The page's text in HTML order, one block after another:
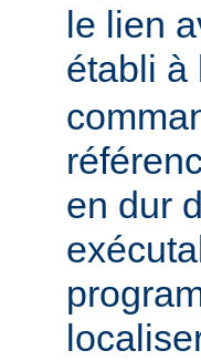
le lien
établi à
en dur